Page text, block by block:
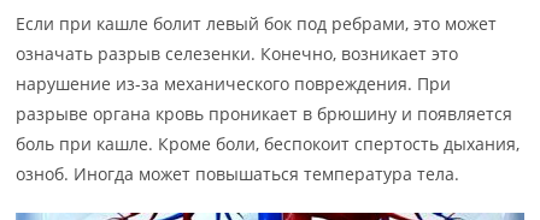
Если при кашле болит левый бок под ребрами, это может
означать разрыв селезенки. Конечно, возникает это
нарушение из-за механического повреждения. При
разрыве органа кровь проникает в брюшину и появляется
боль при кашле. Кроме боли, беспокоит спертость дыхания,
озноб. Иногда может повышаться температура тела.